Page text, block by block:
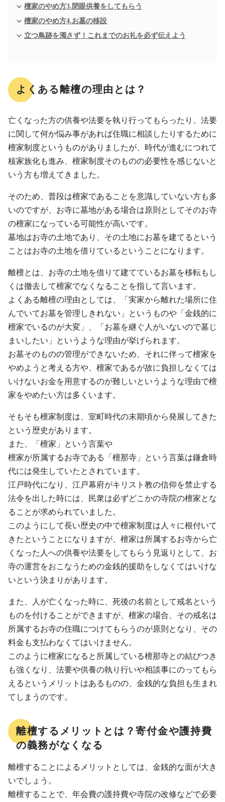
檀家のやめ方3.閉眼供養をしてもらう
檀家のやめ方4.お墓の移設
立つ鳥跡を濁さず！これまでのお礼を必ず伝えよう
よくある離檀の理由とは？
亡くなった方の供養や法要を執り行ってもらったり、法要
に関して何か悩み事があれば住職に相談したりするために
檀家制度というものがありましたが、時代が進むにつれて
核家族化も進み、檀家制度そのものの必要性を感じないと
いう方も増えてきました。
そのため、普段は檀家であることを意識していない方も多
いのですが、お寺に墓地がある場合は原則としてそのお寺
の檀家になっている可能性が高いです。
墓地はお寺の土地であり、その土地にお墓を建てるという
ことはお寺の土地を借りているということになります。
離檀とは、お寺の土地を借りて建てているお墓を移転もし
くは撤去して檀家でなくなることを指して言います。
よくある離檀の理由としては、「実家から離れた場所に住
んでいてお墓を管理しきれない」というものや「金銭的に
檀家でいるのが大変」、「お墓を継ぐ人がいないので墓じ
まいしたい」というような理由が挙げられます。
お墓そのものの管理ができないため、それに伴って檀家を
やめようと考える方や、檀家であるが故に負担しなくては
いけないお金を用意するのが難しいというような理由で檀
家をやめたい方は多くいます。
そもそも檀家制度は、室町時代の末期頃から発展してきた
という歴史があります。
また、「檀家」という言葉や
檀家が所属するお寺である「檀那寺」という言葉は鎌倉時
代には発生していたとされています。
江戸時代になり、江戸幕府がキリスト教の信仰を禁止する
法令を出した時には、民衆は必ずどこかの寺院の檀家とな
ることが求められていました。
このようにして長い歴史の中で檀家制度は人々に根付いて
きたということになりますが、檀家は所属するお寺から亡
くなった人への供養や法要をしてもらう見返りとして、お
寺の運営をおこなうための金銭的援助をしなくてはいけな
いという決まりがあります。
また、人が亡くなった時に、死後の名前として戒名という
ものを付けることができますが、檀家の場合、その戒名は
所属するお寺の住職につけてもらうのが原則となり、その
料金も支払わなくてはいけません。
このように檀家になると所属している檀那寺との結びつき
も強くなり、法要や供養の執り行いや相談事にのってもら
えるというメリットはあるものの、金銭的な負担も生まれ
てしまうのです。
離檀するメリットとは？寄付金や護持費
の義務がなくなる
離檀することによるメリットとしては、金銭的な面が大き
いでしょう。
離檀することで、年会費の護持費や寺院の改修などで必要